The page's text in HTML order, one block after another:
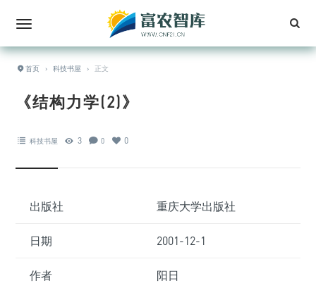
首页 › 科技书屋 › 正文
《结构力学(2)》
科技书屋 3 0 0
出版社 重庆大学出版社
日期 2001-12-1
作者 阳日